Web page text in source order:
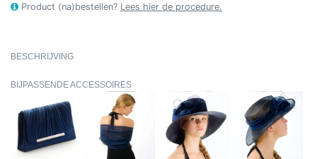
Product (na)bestellen? Lees hier de procedure.
BESCHRIJVING
BIJPASSENDE ACCESSOIRES